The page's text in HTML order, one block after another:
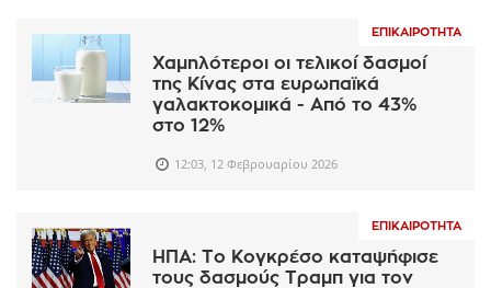
ΕΠΙΚΑΙΡΌΤΗΤΑ
Χαμηλότεροι οι τελικοί δασμοί
της Κίνας στα ευρωπαϊκά
γαλακτοκομικά - Από το 43%
στο 12%
12:03, 12 Φεβρουαρίου 2026
ΕΠΙΚΑΙΡΌΤΗΤΑ
ΗΠΑ: Το Κογκρέσο καταψήφισε
τους δασμούς Τραμπ για τον